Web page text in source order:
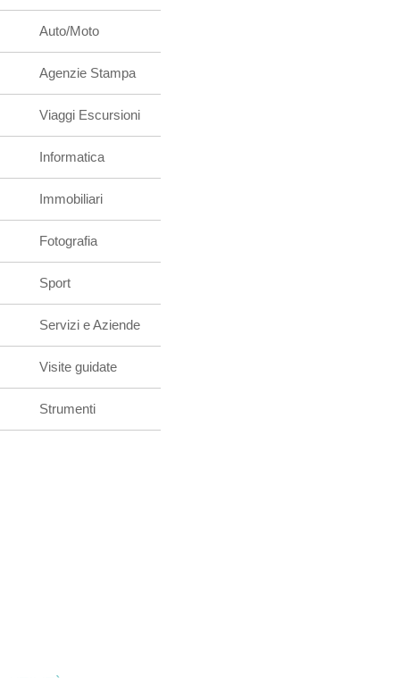
Auto/Moto
Agenzie Stampa
Viaggi Escursioni
Informatica
Immobiliari
Fotografia
Sport
Servizi e Aziende
Visite guidate
Strumenti